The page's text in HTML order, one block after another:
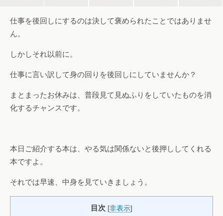
仕事を後回しにするのは決して褒められたことではありませ
ん。
しかしそれ以前に。
仕事に言い訳して身の回りを後回しにしていませんか？
まとまったお休みは、普段見て見ぬふりをしていたものを消
化するチャンスです。
本日ご紹介する本は、やる気は関係ないと後押ししてくれる
本ですよ。
それでは早速、中身を見ていきましょう。
目次 [非表示]